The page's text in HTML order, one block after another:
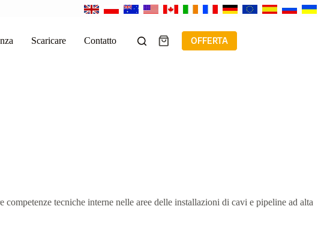
Scaricare Contatto Carrello OFFERTA
tecniche interne nelle aree delle installazioni di cavi e pipeline ad alta